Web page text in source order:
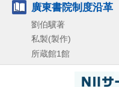
廣東書院制度沿革
劉伯驥著
私製(製作)
所蔵館1館